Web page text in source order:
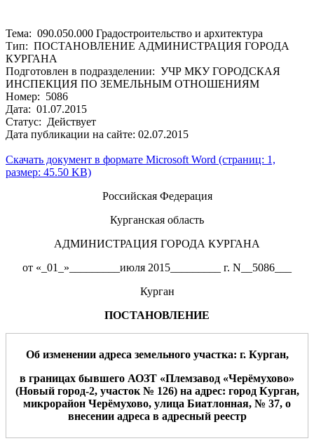
Тема: 090.050.000 Градостроительство и архитектура
Тип: ПОСТАНОВЛЕНИЕ АДМИНИСТРАЦИЯ ГОРОДА
КУРГАНА
Подготовлен в подразделении: УЧР МКУ ГОРОДСКАЯ
ИНСПЕКЦИЯ ПО ЗЕМЕЛЬНЫМ ОТНОШЕНИЯМ
Номер: 5086
Дата: 01.07.2015
Статус: Действует
Дата публикации на сайте: 02.07.2015
Скачать документ в формате Microsoft Word (страниц: 1,
размер: 45.50 KB)
Российская Федерация
Курганская область
АДМИНИСТРАЦИЯ ГОРОДА КУРГАНА
от «_01_»_________июля 2015_________ г. N__5086___
Курган
ПОСТАНОВЛЕНИЕ
Об изменении адреса земельного участка: г. Курган,
в границах бывшего АОЗТ «Племзавод «Черёмухово»
(Новый город-2, участок № 126)на адрес: город Курган,
микрорайон Черёмухово, улица Биатлонная, № 37, о
внесении адреса в адресный реестр